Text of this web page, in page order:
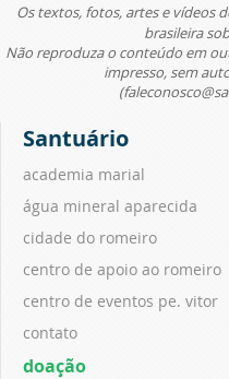
Os textos, fotos, artes e vídeos
brasileira
Não reproduza o conteúdo em
impresso, sem
Santuário
academia marial
água mineral aparecida
cidade do romeiro
centro de apoio ao romeiro
centro de eventos pe. vitor
contato
doação